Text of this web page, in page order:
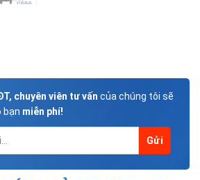
chuyên viên tư vấn của chúng tôi sẽ
bạn miễn phí!